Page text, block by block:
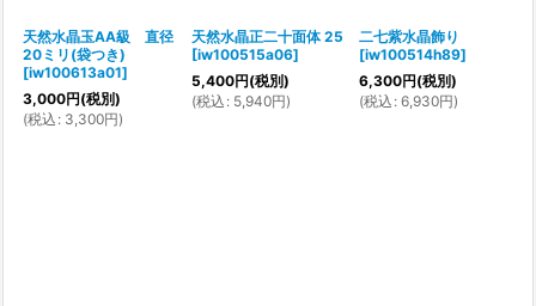
天然水晶玉AA級 直径
20ミリ(袋つき)
[iw100613a01]
3,000円(税別)
(税込 : 3,300円)
天然水晶正二十面体 25
[iw100515a06]
5,400円(税別)
(税込 : 5,940円)
二七紫水晶飾り
[iw100514h89]
6,300円(税別)
(税込 : 6,930円)